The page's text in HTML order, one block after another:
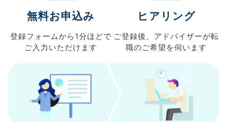
無料お申込み
登録フォームから 1分ほどで
ご入力 いただけます
ヒアリング
ご登録後、 アドバイザーが転
職のご希望を伺います